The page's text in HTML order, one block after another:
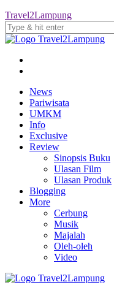
Travel2Lampung
News
Pariwisata
UMKM
Info
Exclusive
Review
Sinopsis Buku
Ulasan Film
Ulasan Produk
Blogging
More
Cerbung
Musik
Majalah
Oleh-oleh
Video